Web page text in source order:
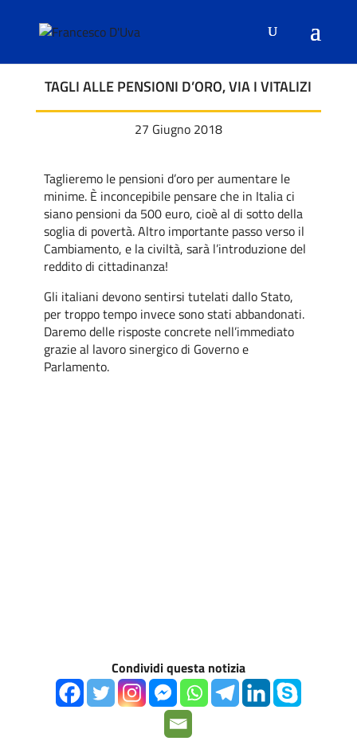
TAGLI ALLE PENSIONI D’ORO, VIA I VITALIZI
27 Giugno 2018
Taglieremo le pensioni d’oro per aumentare le
minime. È inconcepibile pensare che in Italia ci
siano pensioni da 500 euro, cioè al di sotto della
soglia di povertà. Altro importante passo verso il
Cambiamento, e la civiltà, sarà l’introduzione del
reddito di cittadinanza!
Gli italiani devono sentirsi tutelati dallo Stato,
per troppo tempo invece sono stati abbandonati.
Daremo delle risposte concrete nell’immediato
grazie al lavoro sinergico di Governo e
Parlamento.
Condividi questa notizia